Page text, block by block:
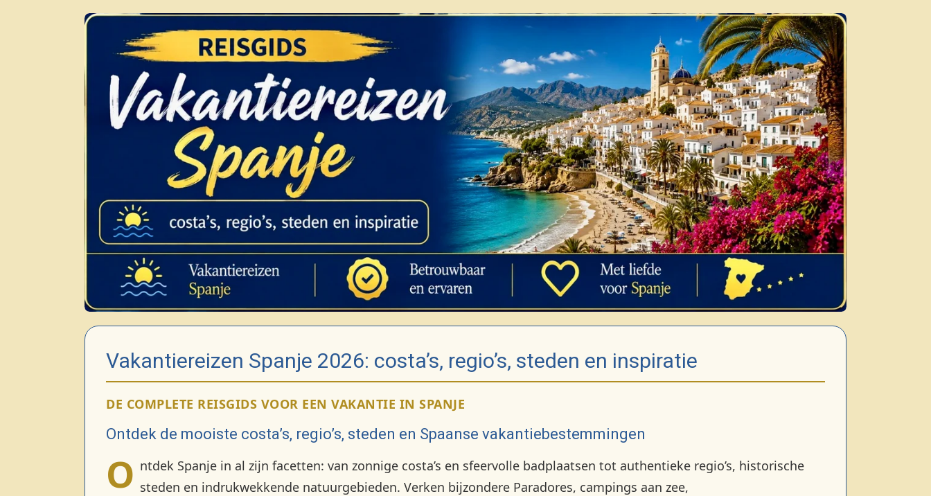
Vakantiereizen Spanje 2026: costa’s, regio’s, steden en inspiratie
DE COMPLETE REISGIDS VOOR EEN VAKANTIE IN SPANJE
Ontdek de mooiste costa’s, regio’s, steden en Spaanse vakantiebestemmingen
O ntdek Spanje in al zijn facetten: van zonnige costa’s en sfeervolle badplaatsen tot authentieke regio’s, historische
steden en indrukwekkende natuurgebieden. Verken bijzondere Paradores, campings aan zee,